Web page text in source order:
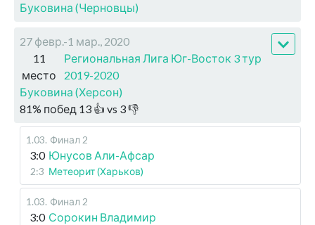
Буковина (Черновцы)
27 февр.-1 мар., 2020
11
место
Региональная Лига Юг-Восток 3 тур
2019-2020
Буковина (Херсон)
81% побед 13 👍 vs 3👎
1.03. Финал 2
3:0 Юнусов Али-Афсар
2:3 Метеорит (Харьков)
1.03. Финал 2
3:0 Сорокин Владимир